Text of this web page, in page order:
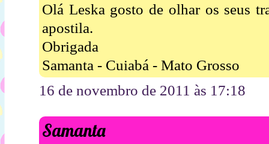
Olá Leska gosto de olhar os seus
apostila.
Obrigada
Samanta - Cuiabá - Mato Grosso
16 de novembro de 2011 às 17:18
Samanta